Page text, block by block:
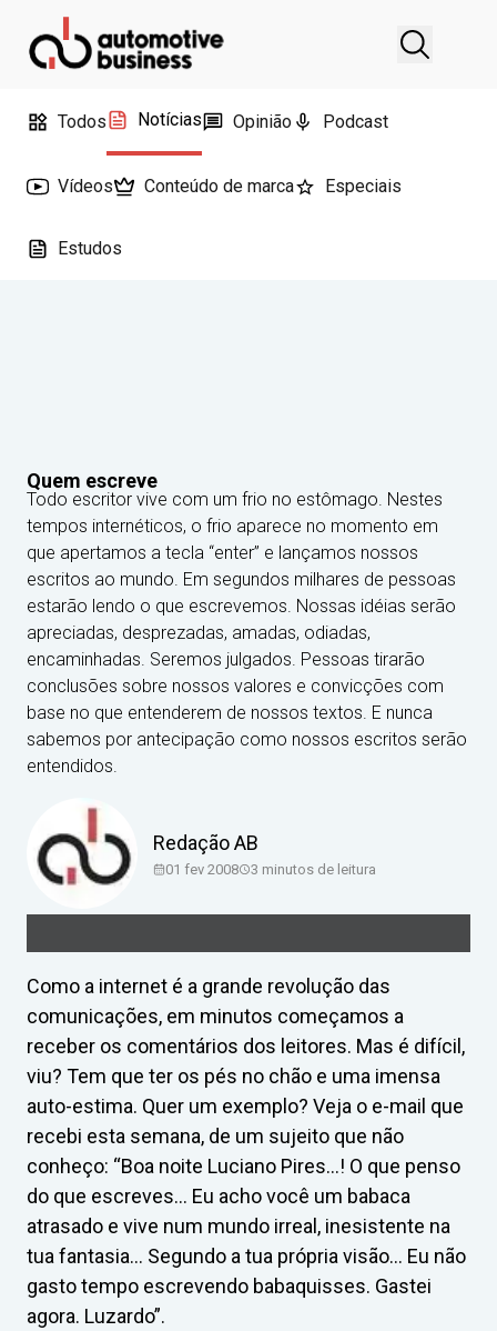
Todos Notícias Opinião Podcast
Vídeos Conteúdo de marca Especiais
Estudos
Quem escreve
Todo escritor vive com um frio no estômago. Nestes
tempos internéticos, o frio aparece no momento em
que apertamos a tecla “enter” e lançamos nossos
escritos ao mundo. Em segundos milhares de pessoas
estarão lendo o que escrevemos. Nossas idéias serão
apreciadas, desprezadas, amadas, odiadas,
encaminhadas. Seremos julgados. Pessoas tirarão
conclusões sobre nossos valores e convicções com
base no que entenderem de nossos textos. E nunca
sabemos por antecipação como nossos escritos serão
entendidos.
Redação AB
01 fev 2008 3 minutos de leitura
Como a internet é a grande revolução das
comunicações, em minutos começamos a
receber os comentários dos leitores. Mas é difícil,
viu? Tem que ter os pés no chão e uma imensa
auto-estima. Quer um exemplo? Veja o e-mail que
recebi esta semana, de um sujeito que não
conheço: “Boa noite Luciano Pires…! O que penso
do que escreves… Eu acho você um babaca
atrasado e vive num mundo irreal, inesistente na
tua fantasia… Segundo a tua própria visão… Eu não
gasto tempo escrevendo babaquisses. Gastei
agora. Luzardo”.